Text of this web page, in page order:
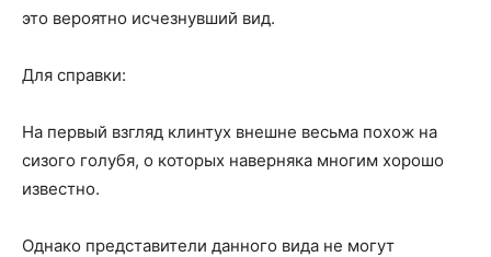
это вероятно исчезнувший вид.
Для справки:
На первый взгляд клинтух внешне весьма похож на
сизого голубя, о которых наверняка многим хорошо
известно.
Однако представители данного вида не могут